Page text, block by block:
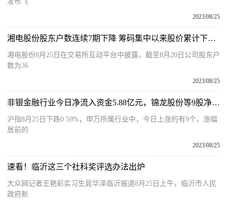
2023/08/25
湘电股份股东户数连续7期下降 筹码集中以来股价累计下跌4.87%
湘电股份8月25日在交易所互动平台中披露，截至8月20日公司股东户
数为36
2023/08/25
非银金融行业今日净流入资金5.88亿元，锦龙股份等9股净流入资金超5000万元
沪指8月25日下跌0 59%，申万所属行业中，今日上涨的有9个，涨幅
居前的
2023/08/25
速看！临沂这三个社科奖评选办法出炉
大众网记者王艳彩实习生晁华泽临沂报道8月25日上午，临沂市人民
政府新